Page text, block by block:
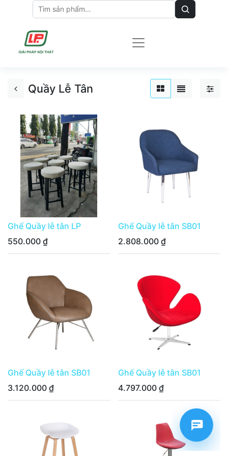
Quầy Lễ Tân
Ghế Quầy lễ tân LP
550.000 ₫
Ghế Quầy lễ tân SB01
2.808.000₫
Ghế Quầy lễ tân SB01
3.120.000 ₫
Ghế Quầy lễ tân SB01
4.797.000₫